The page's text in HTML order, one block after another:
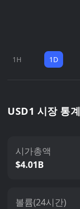
1H 1D
USD1 시장 통계
시가총액
$4.01B
볼륨(24시간)